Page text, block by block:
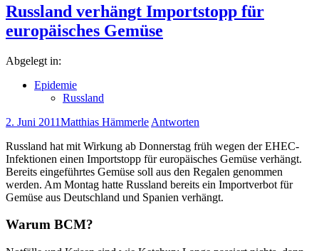
Russland verhängt Importstopp für
europäisches Gemüse
Abgelegt in:
Epidemie
Russland
2. Juni 2011Matthias Hämmerle Antworten
Russland hat mit Wirkung ab Donnerstag früh wegen der EHEC-
Infektionen einen Importstopp für europäisches Gemüse verhängt.
Bereits eingeführtes Gemüse soll aus den Regalen genommen
werden. Am Montag hatte Russland bereits ein Importverbot für
Gemüse aus Deutschland und Spanien verhängt.
Warum BCM?